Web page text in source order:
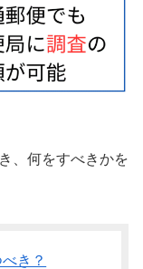
、何をすべきかを
き？